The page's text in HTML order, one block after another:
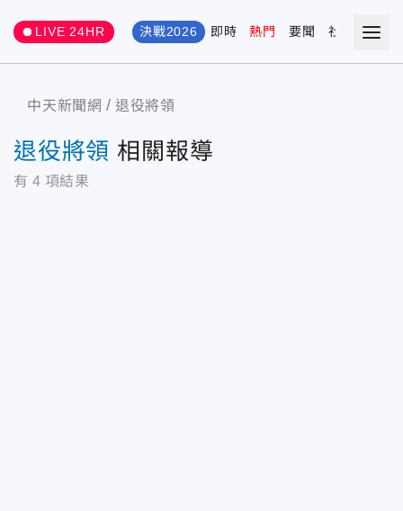
LIVE 24HR 決戰2026 即時 熱門 要聞 社會 娛樂
中天新聞網 退役將領
退役將領 相關報導
有 4 項結果